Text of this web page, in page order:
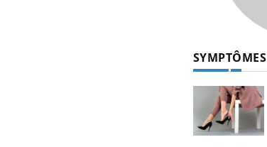
SYMPTÔMES